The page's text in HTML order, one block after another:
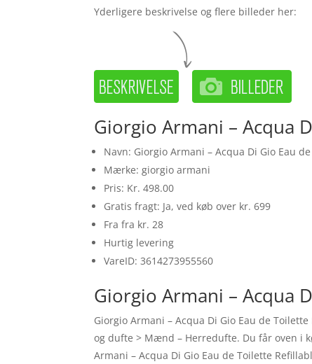
Yderligere beskrivelse og flere billeder her:
Giorgio Armani – Acqua
Navn: Giorgio Armani – Acqua Di Gio Eau
Mærke: giorgio armani
Pris: Kr. 498.00
Gratis fragt: Ja, ved køb over kr. 699
Fra fra kr. 28
Hurtig levering
VareID: 3614273955560
Giorgio Armani – Acqua
Giorgio Armani – Acqua Di Gio Eau de
og dufte > Mænd – Herredufte. Du får oven i
Armani – Acqua Di Gio Eau de Toilette